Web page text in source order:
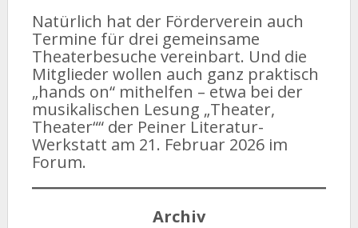
Natürlich hat der Förderverein auch
Termine für drei gemeinsame
Theaterbesuche vereinbart. Und die
Mitglieder wollen auch ganz praktisch
„hands on“ mithelfen – etwa bei der
musikalischen Lesung „Theater,
Theater““ der Peiner Literatur-
Werkstatt am 21. Februar 2026 im
Forum.
Archiv